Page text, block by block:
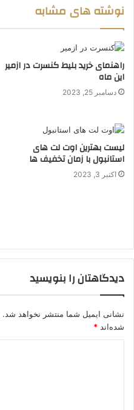
نوشته های مشابه
راهنمای خرید بلیط کنسرت در ازمیر
این ماه
دسامبر 25, 2023
لیست بهترین اوت لت های
استانبول با زمان تخفیف ها
اکتبر 3, 2023
دیدگاهتان را بنویسید
نشانی ایمیل شما منتشر نخواهد شد.
شده‌اند *